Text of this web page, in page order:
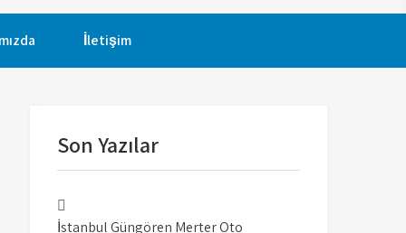
Merter oto
Araç Alırken RİSK Almayın! Garantili
İletişim
Son Yazılar
İstanbul Güngören Merter Oto